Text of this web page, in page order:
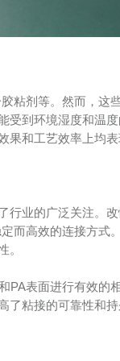
粘剂等。然而，这
到环境湿度和温
和工艺效率上均表
业的广泛关注。
而高效的连接方式
。
PA表面进行有效的
粘接的可靠性和